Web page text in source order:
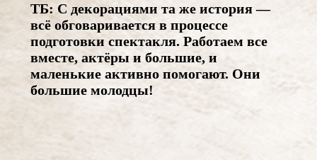
ТБ: С декорациями та же история —
всё обговаривается в процессе
подготовки спектакля. Работаем все
вместе, актёры и большие, и
маленькие активно помогают. Они
большие молодцы!